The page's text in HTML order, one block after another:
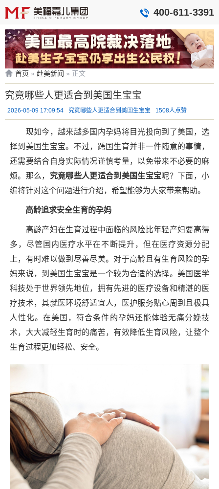
400-611-3391
首页 » 赴美新闻 » 正文
究竟哪些人更适合到美国生宝宝
2026-05-09 17:09:54 究竟哪些人更适合到美国生宝宝 1508人点赞
现如今，越来越多国内孕妈将目光投向到了美国，选
择到美国生宝宝。不过，跨国生育并非一件随意的事情，
还需要结合自身实际情况谨慎考量，以免带来不必要的麻
烦。那么， 究竟哪些人更适合到美国生宝宝呢？下面，小
编将针对这个问题进行介绍，希望能够为大家带来帮助。
高龄追求安全生育的孕妈
高龄产妇在生育过程中面临的风险比年轻产妇要高得
多，尽管国内医疗水平在不断提升，但在医疗资源分配
上，有时难以做到尽善尽美。对于高龄且有生育风险的孕
妈来说，到美国生宝宝是一个较为合适的选择。美国医学
科技处于世界领先地位，拥有先进的医疗设备和精湛的医
疗技术，其就医环境舒适宜人，医护服务贴心周到且极具
人性化。在美国，符合条件的孕妈还能体验无痛分娩技
术，大大减轻生育时的痛苦，有效降低生育风险，让整个
生育过程更加轻松、安全。